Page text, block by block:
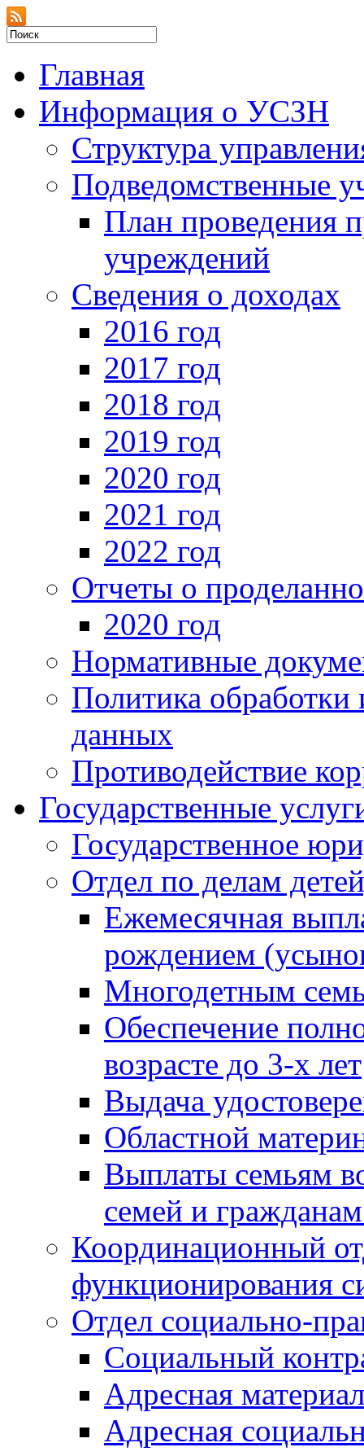
Главная
Информация о УСЗН
Структура
Подведомственные
План проведения
учреждений
Сведения о доходах
2016 год
2017 год
2018 год
2019 год
2020 год
2021 год
2022 год
Отчеты о
2020 год
Нормативные
Политика
данных
Противодействие
Государственные
Государственное
Отдел по делам
Ежемесячная
рождением
Многодетным
Обеспечение
возрасте до 3-х лет
Выдача
Областной
Выплаты семьям
семей и
Координационный
функционирования
Отдел социально-
Социальный
Адресная
Адресная